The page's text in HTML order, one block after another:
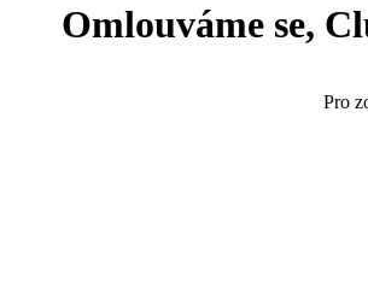
Omlouváme se,
Pro